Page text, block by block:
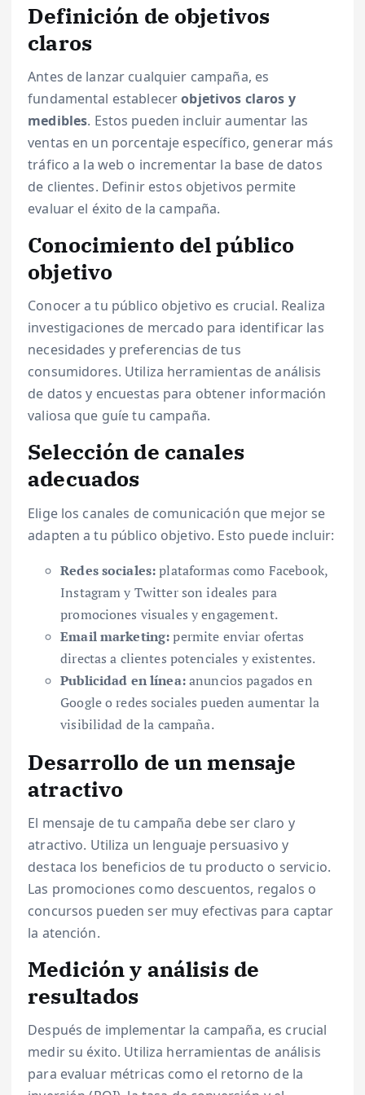
Definición de objetivos
claros
Antes de lanzar cualquier campaña, es
fundamental establecerobjetivos claros y
medibles. Estos pueden incluir aumentar las
ventas en un porcentaje específico, generar más
tráfico a la web o incrementar la base de datos
de clientes. Definir estos objetivos permite
evaluar el éxito de la campaña.
Conocimiento del público
objetivo
Conocer a tu público objetivo es crucial. Realiza
investigaciones de mercado para identificar las
necesidades y preferencias de tus
consumidores. Utiliza herramientas de análisis
de datos y encuestas para obtener información
valiosa que guíe tu campaña.
Selección de canales
adecuados
Elige los canales de comunicación que mejor se
adapten a tu público objetivo. Esto puede incluir:
Redes sociales:plataformas como Facebook,
Instagram y Twitter son ideales para
promociones visuales y engagement.
Email marketing:permite enviar ofertas
directas a clientes potenciales y existentes.
Publicidad en línea:anuncios pagados en
Google o redes sociales pueden aumentar la
visibilidad de la campaña.
Desarrollo de un mensaje
atractivo
El mensaje de tu campaña debe ser claro y
atractivo. Utiliza un lenguaje persuasivo y
destaca los beneficios de tu producto o servicio.
Las promociones como descuentos, regalos o
concursos pueden ser muy efectivas para captar
la atención.
Medición y análisis de
resultados
Después de implementar la campaña, es crucial
medir su éxito. Utiliza herramientas de análisis
para evaluar métricas como el retorno de la